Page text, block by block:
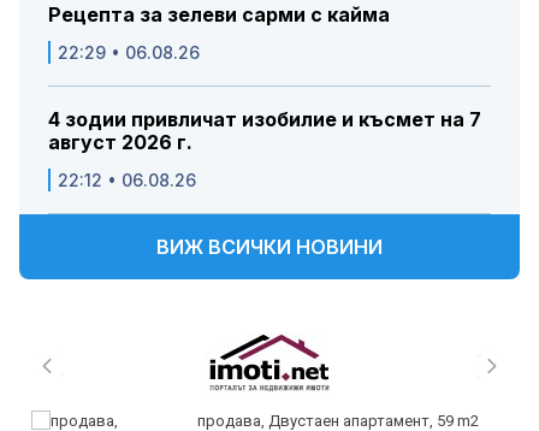
Рецепта за зелеви сарми с кайма
22:29 • 06.08.26
4 зодии привличат изобилие и късмет на 7
август 2026 г.
22:12 • 06.08.26
ВИЖ ВСИЧКИ НОВИНИ
продава, Двустаен апартамент, 59 m2